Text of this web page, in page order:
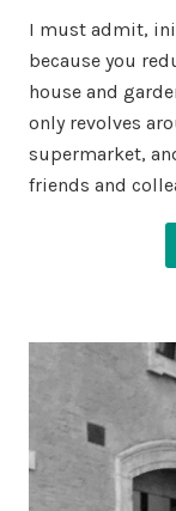
I must admit,
because you
house and
only revolves
supermarket,
friends and